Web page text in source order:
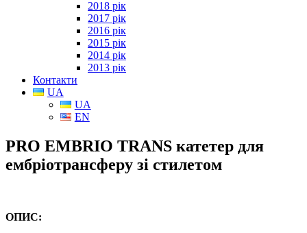
2018 рік
2017 рік
2016 рік
2015 рік
2014 рік
2013 рік
Контакти
UA
UA
EN
PRO EMBRIO TRANS катетер для
ембріотрансферу зі стилетом
ОПИС: